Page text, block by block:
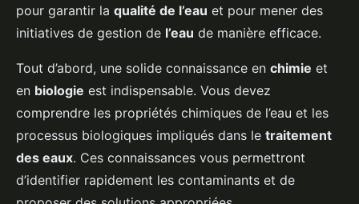
pour garantir la qualité de l’eau et pour mener des
initiatives de gestion de l’eau de manière efficace.
Tout d’abord, une solide connaissance en chimie et
en biologie est indispensable. Vous devez
comprendre les propriétés chimiques de l’eau et les
processus biologiques impliqués dans le traitement
des eaux. Ces connaissances vous permettront
d’identifier rapidement les contaminants et de